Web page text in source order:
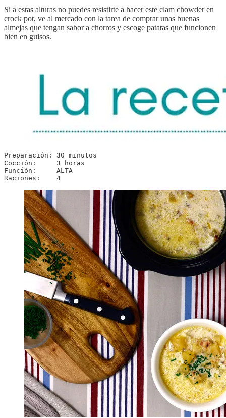
Si a estas alturas no puedes resistirte a hacer este clam chowder en
crock pot, ve al mercado con la tarea de comprar unas buenas
almejas que tengan sabor a chorros y escoge patatas que funcionen
bien en guisos.
Preparación: 30 minutos
Cocción:     3 horas
Función:     ALTA
Raciones:    4